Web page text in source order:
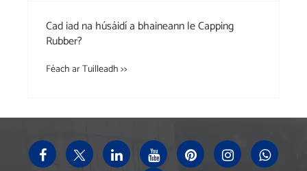
Cad iad na húsáidí a bhaineann le Capping
Rubber?
Féach ar Tuilleadh >>